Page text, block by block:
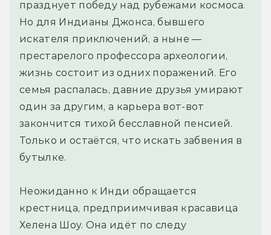
празднует победу над рубежами космоса.
Но для Индианы Джонса, бывшего
искателя приключений, а ныне —
престарелого профессора археологии,
жизнь состоит из одних поражений. Его
семья распалась, давние друзья умирают
один за другим, а карьера вот-вот
закончится тихой бесславной пенсией.
Только и остаётся, что искать забвения в
бутылке.
Неожиданно к Инди обращается
крестница, предприимчивая красавица
Хелена Шоу. Она идёт по следу